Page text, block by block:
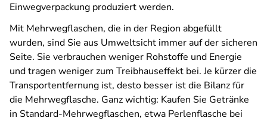
Einwegverpackung produziert werden.
Mit Mehrwegflaschen, die in der Region abgefüllt
wurden, sind Sie aus Umweltsicht immer auf der sicheren
Seite. Sie verbrauchen weniger Rohstoffe und Energie
und tragen weniger zum Treibhauseffekt bei. Je kürzer die
Transportentfernung ist, desto besser ist die Bilanz für
die Mehrwegflasche. Ganz wichtig: Kaufen Sie Getränke
in Standard-Mehrwegflaschen, etwa Perlenflasche bei